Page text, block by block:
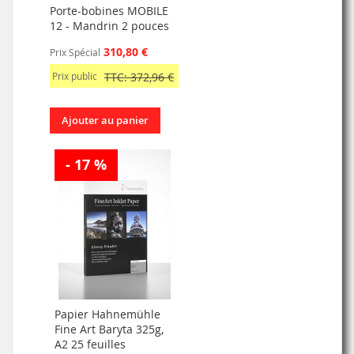
Porte-bobines MOBILE
12 - Mandrin 2 pouces
Prix Spécial 310,80 €
Prix public TTC: 372,96 €
Ajouter au panier
- 17 %
Papier Hahnemühle
Fine Art Baryta 325g,
A2 25 feuilles